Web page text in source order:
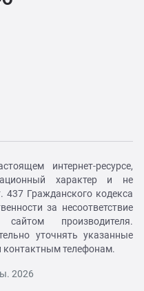
интернет-ресурсе,
характер и не
437 Гражданского кодекса
за несоответствие
производителя.
уточнять указанные
контактным телефонам.
2026